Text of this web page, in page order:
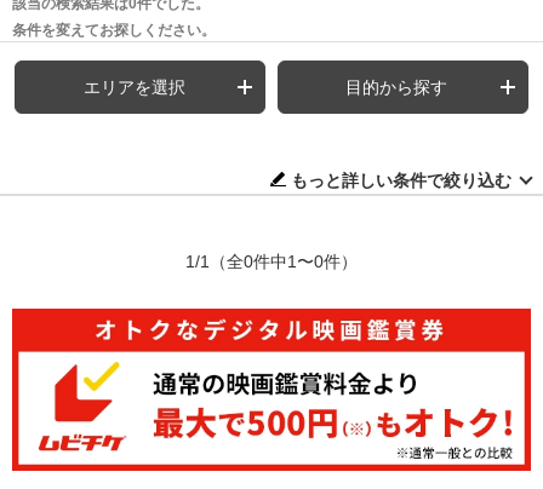
該当の検索結果は0件でした。
条件を変えてお探しください。
エリアを選択 目的から探す
もっと詳しい条件で絞り込む
1/1 （全0件中1〜0件）